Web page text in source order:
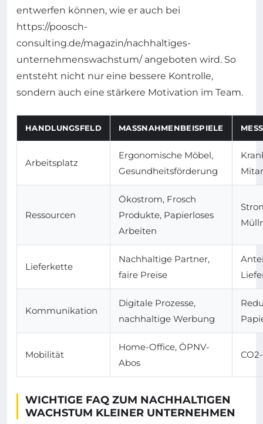
entwerfen können, wie er auch bei
https://poosch-
consulting.de/magazin/nachhaltiges-
unternehmenswachstum/ angeboten wird. So
entsteht nicht nur eine bessere Kontrolle,
sondern auch eine stärkere Motivation im Team.
HANDLUNGSFELD MASSNAHMENBEISPIELE
Arbeitsplatz
Ergonomische Möbel,
Gesundheitsförderung
Ressourcen
Ökostrom, Frosch
Produkte, Papierloses
Arbeiten
Lieferkette
Nachhaltige Partner,
faire Preise
Kommunikation
Digitale Prozesse,
nachhaltige Werbung
Mobilität
Home-Office, ÖPNV-
Abos
WICHTIGE FAQ ZUM NACHHALTIGEN
WACHSTUM KLEINER UNTERNEHMEN